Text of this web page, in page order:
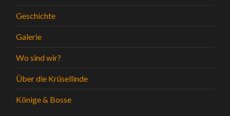
Geschichte
Galerie
Wo sind wir?
Über die Krüsellinde
Könige & Bosse